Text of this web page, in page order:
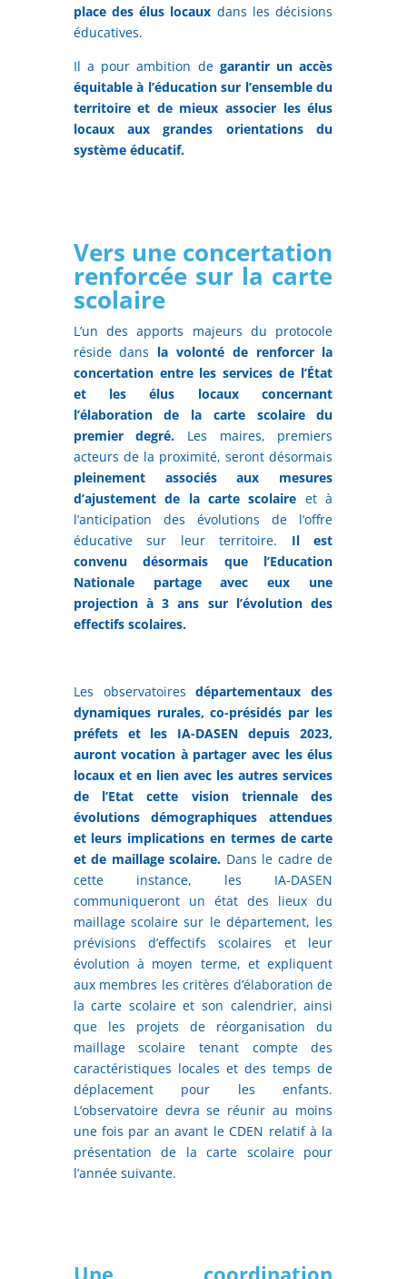
place des élus locaux dans les décisions
éducatives.
Il a pour ambition de garantir un accès
équitable à l’éducation sur l’ensemble du
territoire et de mieux associer les élus
locaux aux grandes orientations du
système éducatif.
Vers une concertation
renforcée sur la carte
scolaire
L’un des apports majeurs du protocole
réside dans la volonté de renforcer la
concertation entre les services de l’État
et les élus locaux concernant
l’élaboration de la carte scolaire du
premier degré. Les maires, premiers
acteurs de la proximité, seront désormais
pleinement associés aux mesures
d’ajustement de la carte scolaire et à
l’anticipation des évolutions de l’offre
éducative sur leur territoire. Il est
convenu désormais que l’Education
Nationale partage avec eux une
projection à 3 ans sur l’évolution des
effectifs scolaires.
Les observatoires départementaux des
dynamiques rurales, co-présidés par les
préfets et les IA-DASEN depuis 2023,
auront vocation à partager avec les élus
locaux et en lien avec les autres services
de l’Etat cette vision triennale des
évolutions démographiques attendues
et leurs implications en termes de carte
et de maillage scolaire. Dans le cadre de
cette instance, les IA-DASEN
communiqueront un état des lieux du
maillage scolaire sur le département, les
prévisions d’effectifs scolaires et leur
évolution à moyen terme, et expliquent
aux membres les critères d’élaboration de
la carte scolaire et son calendrier, ainsi
que les projets de réorganisation du
maillage scolaire tenant compte des
caractéristiques locales et des temps de
déplacement pour les enfants.
L’observatoire devra se réunir au moins
une fois par an avant le CDEN relatif à la
présentation de la carte scolaire pour
l’année suivante.
Une coordination